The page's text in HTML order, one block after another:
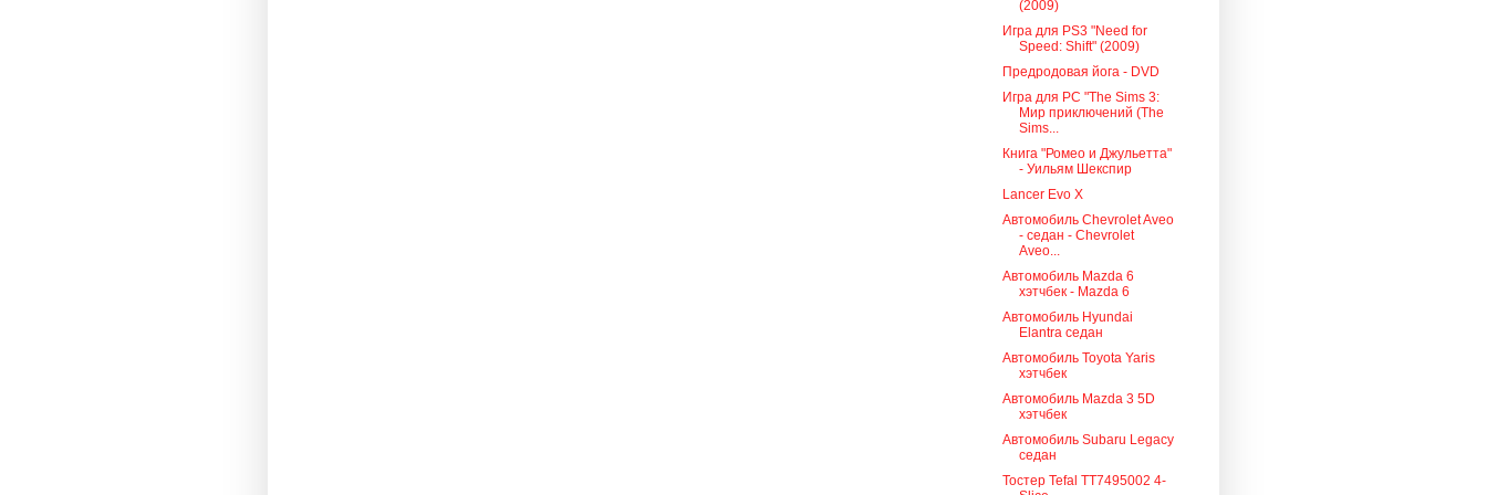
(2009)
Игра для PS3 "Need for
Speed: Shift" (2009)
Предродовая йога - DVD
Игра для PC "The Sims 3:
Мир приключений (The
Sims...
Книга "Ромео и Джульетта"
- Уильям Шекспир
Lancer Evo X
Автомобиль Chevrolet Aveo
- седан - Chevrolet
Aveo...
Автомобиль Mazda 6
хэтчбек - Mazda 6
Автомобиль Hyundai
Elantra седан
Автомобиль Toyota Yaris
хэтчбек
Автомобиль Mazda 3 5D
хэтчбек
Автомобиль Subaru Legacy
седан
Тостер Tefal TT7495002 4-